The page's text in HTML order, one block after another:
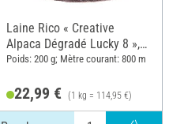
Laine Rico « Creative
Alpaca Dégradé Lucky 8 »,
Peaches
Poids: 200 g; Mètre courant: 800 m
22,99 € (1 kg = 114,95 €)